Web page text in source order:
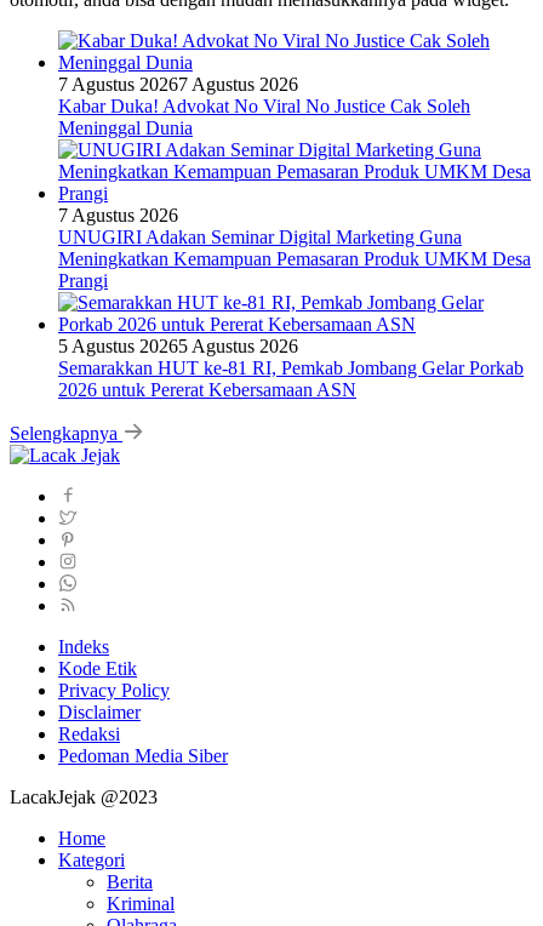
7 Agustus 20267 Agustus 2026
Kabar Duka! Advokat No Viral No Justice Cak Soleh
Meninggal Dunia
7 Agustus 2026
UNUGIRI Adakan Seminar Digital Marketing Guna
Meningkatkan Kemampuan Pemasaran Produk UMKM Desa
Prangi
5 Agustus 20265 Agustus 2026
Semarakkan HUT ke-81 RI, Pemkab Jombang Gelar Porkab
2026 untuk Pererat Kebersamaan ASN
Selengkapnya
Indeks
Kode Etik
Privacy Policy
Disclaimer
Redaksi
Pedoman Media Siber
LacakJejak @2023
Home
Kategori
Berita
Kriminal